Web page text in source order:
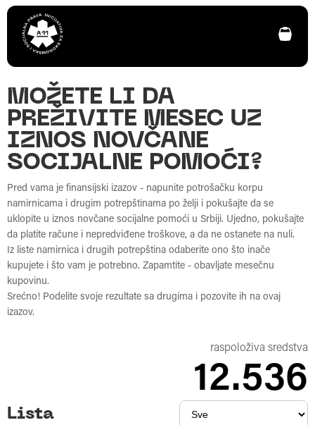
MOŽETE LI DA
PREŽIVITE MESEC UZ
IZNOS NOVČANE
SOCIJALNE POMOĆI?
Pred vama je finansijski izazov - napunite potrošačku korpu
namirnicama i drugim potrepštinama po želji i pokušajte da se
uklopite u iznos novčane socijalne pomoći u Srbiji. Ujedno, pokušajte
da platite račune i nepredviđene troškove, a da ne ostanete na nuli.
Iz liste namirnica i drugih potrepština odaberite ono što inače
kupujete i što vam je potrebno. Zapamtite - obavljate mesečnu
kupovinu.
Srećno! Podelite svoje rezultate sa drugima i pozovite ih na ovaj
izazov.
Lista
raspoloživa sredstva
12.536